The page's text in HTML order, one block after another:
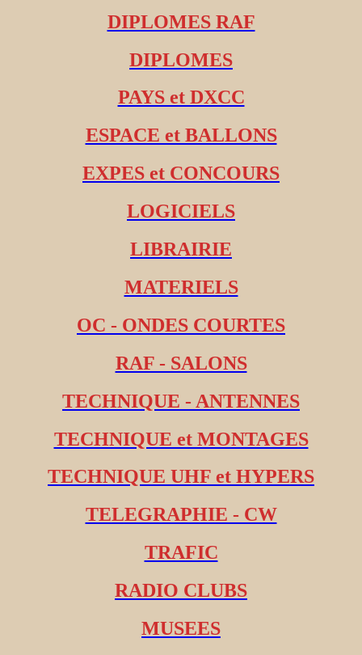
DIPLOMES RAF
DIPLOMES
PAYS et DXCC
ESPACE et BALLONS
EXPES et CONCOURS
LOGICIELS
LIBRAIRIE
MATERIELS
OC - ONDES COURTES
RAF - SALONS
TECHNIQUE - ANTENNES
TECHNIQUE et MONTAGES
TECHNIQUE UHF et HYPERS
TELEGRAPHIE - CW
TRAFIC
RADIO CLUBS
MUSEES